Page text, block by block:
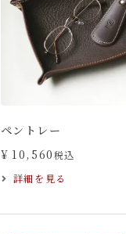
ペントレー
¥ 10,560税込
詳細を見る